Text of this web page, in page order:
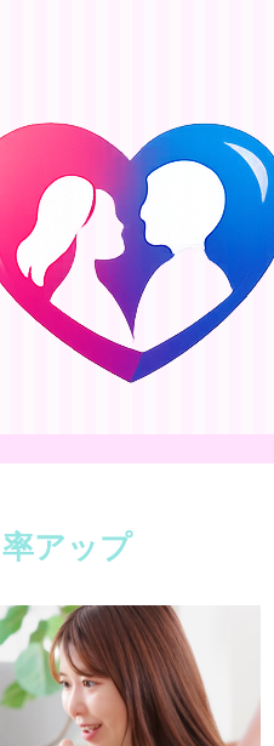
アップ